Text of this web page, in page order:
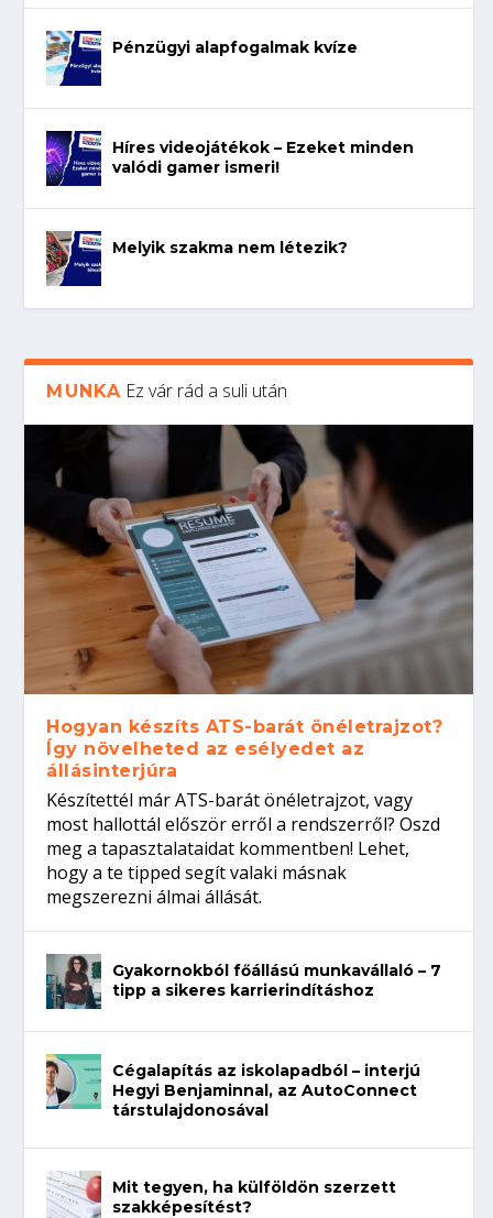
Pénzügyi alapfogalmak kvíze
Híres videojátékok – Ezeket minden
valódi gamer ismeri!
Melyik szakma nem létezik?
MUNKA Ez vár rád a suli után
Hogyan készíts ATS-barát önéletrajzot?
Így növelheted az esélyedet az
állásinterjúra
Készítettél már ATS-barát önéletrajzot, vagy
most hallottál először erről a rendszerről? Oszd
meg a tapasztalataidat kommentben! Lehet,
hogy a te tipped segít valaki másnak
megszerezni álmai állását.
Gyakornokból főállású munkavállaló – 7
tipp a sikeres karrierindításhoz
Cégalapítás az iskolapadból – interjú
Hegyi Benjaminnal, az AutoConnect
társtulajdonosával
Mit tegyen, ha külföldön szerzett
szakképesítést?